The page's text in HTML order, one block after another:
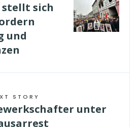
sich
und
STORY
unter